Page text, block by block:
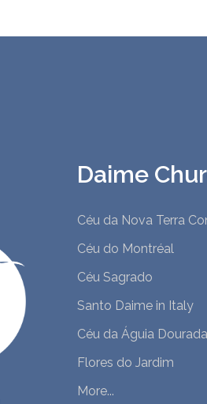
Daime
Céu da Nova Terra
Céu do Montréal
Céu Sagrado
Santo Daime in Italy
Céu da Águia Dourada
Flores do Jardim
More...